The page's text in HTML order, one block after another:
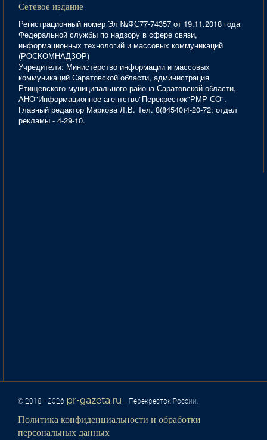
Сетевое издание
Регистрационный номер Эл №ФС77-74357 от 19.11.2018 года
Федеральной службы по надзору в сфере связи,
информационных технологий и массовых коммуникаций
(РОСКОМНАДЗОР)
Учредители: Министерство информации и массовых
коммуникаций Саратовской области, администрация
Ртищевского муниципального района Саратовской области,
АНО"Информационное агентство"Перекрёсток"РМР СО".
Главный редактор Маркова Л.В. Тел. 8(84540)4-20-72; отдел
рекламы - 4-29-10.
© 2018 - 2026 pr-gazeta.ru – Перекресток России.
Политика конфиденциальности и обработки
персональных данных